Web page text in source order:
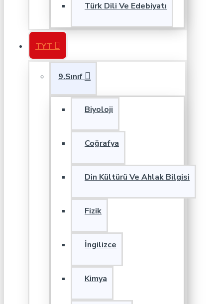
Türk Dili Ve Edebiyatı
TYT
9.Sınıf
Biyoloji
Coğrafya
Din Kültürü Ve Ahlak Bilgisi
Fizik
İngilizce
Kimya